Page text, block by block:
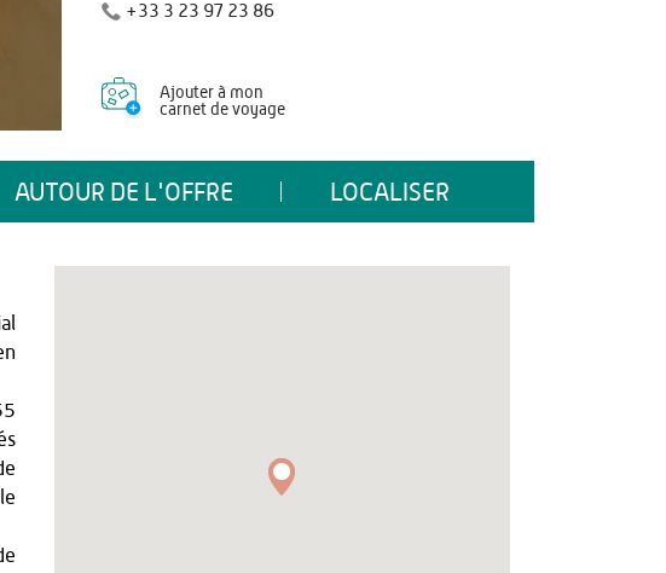
+33 3 23 97 23 86
Ajouter à mon
carnet de voyage
AUTOUR DE L'OFFRE LOCALISER